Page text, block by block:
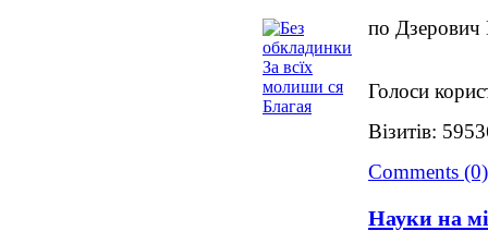
по Дзерович
Голоси
Візитів:
Comments (0)
Науки на